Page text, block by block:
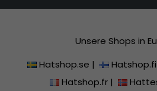
Unsere Shops in
Hatshop.se | Hatshop.fi
Hatshop.fr|